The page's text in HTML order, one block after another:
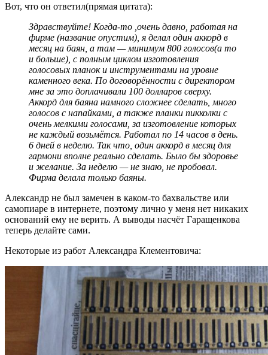
Вот, что он ответил(прямая цитата):
Здравствуйте! Когда-то ,очень давно, работая на
фирме (название опустим), я делал один аккорд в
месяц на баян, а там — минимум 800 голосов(а то
и больше), с полным циклом изготовления
голосовых планок и инструментами на уровне
каменного века. По договорённости с директором
мне за это доплачивали 100 долларов сверху.
Аккорд для баяна намного сложнее сделать, много
голосов с напайками, а также планки пикколки с
очень мелкими голосами, за изготовление которых
не каждый возьмётся. Работал по 14 часов в день.
6 дней в неделю. Так что, один аккорд в месяц для
гармони вполне реально сделать. Было бы здоровье
и желание. За неделю — не знаю, не пробовал.
Фирма делала только баяны.
Александр не был замечен в каком-то бахвальстве или
самопиаре в интернете, поэтому лично у меня нет никаких
оснований ему не верить. А выводы насчёт Гаращенкова
теперь делайте сами.
Некоторые из работ Александра Клементовича: